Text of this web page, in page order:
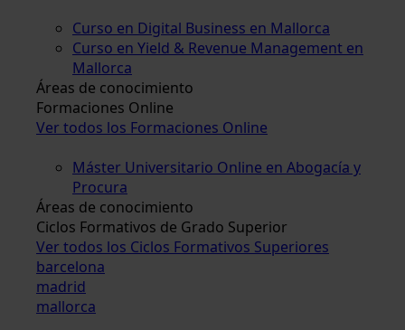
Curso en Digital Business en Mallorca
Curso en Yield & Revenue Management en
Mallorca
Áreas de conocimiento
Formaciones Online
Ver todos los Formaciones Online
Máster Universitario Online en Abogacía y
Procura
Áreas de conocimiento
Ciclos Formativos de Grado Superior
Ver todos los Ciclos Formativos Superiores
barcelona
madrid
mallorca